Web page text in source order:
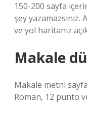
150-200 sayfa
şey
ve yol haritanız
Makale
Makale metni
Roman, 12 punto